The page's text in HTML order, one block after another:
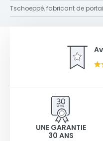
Tschoeppé, fabricant de
UNE GARANTIE
30 ANS